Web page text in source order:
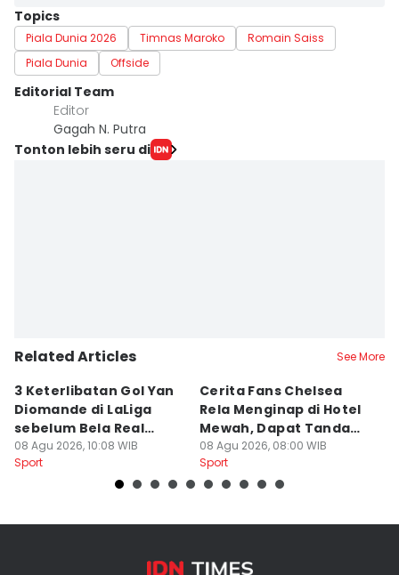
Topics
Piala Dunia 2026 Timnas Maroko
Romain Saiss
Piala Dunia
Offside
Editorial Team
Editor
Gagah N. Putra
Tonton lebih seru di
Related Articles See More
3 Keterlibatan Gol Yan
Diomande di LaLiga
sebelum Bela Real
Madrid
08 Agu 2026, 10:08 WIB
Sport
Cerita Fans Chelsea
Rela Menginap di Hotel
Mewah, Dapat Tanda
Tangan Alonso
08 Agu 2026, 08:00 WIB
Sport